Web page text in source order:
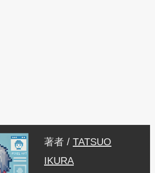
著者 / TATSUO
IKURA